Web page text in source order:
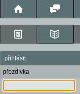
přihlásit
přezdívka